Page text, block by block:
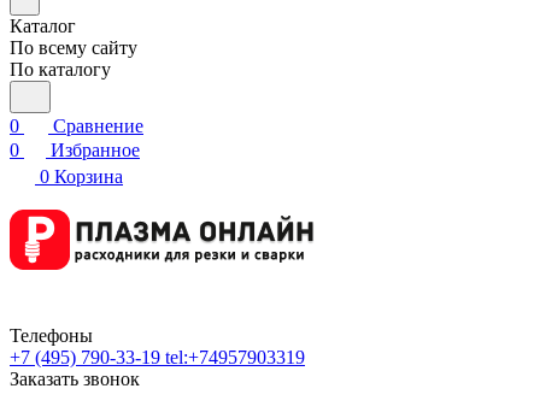
Каталог
По всему сайту
По каталогу
0
Сравнение
0
Избранное
0 Корзина
Телефоны
+7 (495) 790-33-19 tel:+74957903319
Заказать звонок